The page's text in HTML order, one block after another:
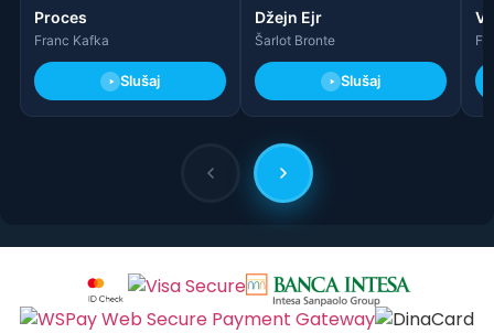
Proces
Franc Kafka
Slušaj
Džejn Ejr
Šarlot Bronte
Slušaj
F.